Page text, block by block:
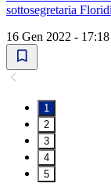
sottosegretaria
16 Gen 2022 - 17:18
1
2
3
4
5